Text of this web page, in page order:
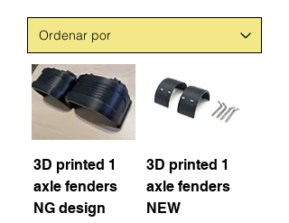
3D printed 1
axle fenders
NG design
3D printed 1
axle fenders
NEW